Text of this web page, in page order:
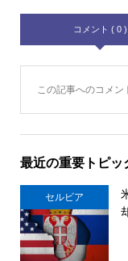
コメント ( 0 )
この記事へのコメン
最近の重要トピッ
セルビア